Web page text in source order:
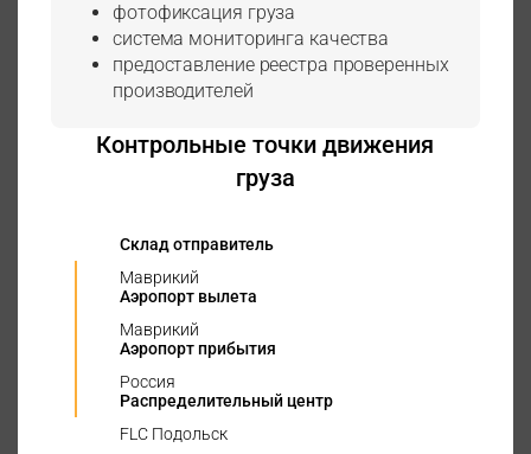
фотофиксация груза
система мониторинга качества
предоставление реестра проверенных
производителей
Контрольные точки движения
груза
Склад отправитель
Маврикий
Аэропорт вылета
Маврикий
Аэропорт прибытия
Россия
Распределительный центр
FLC Подольск